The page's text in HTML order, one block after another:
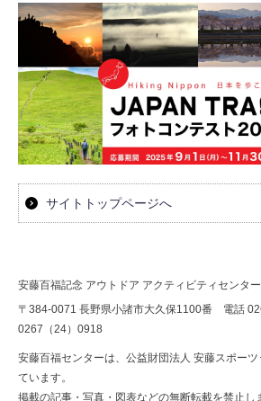
サイトトップページへ
安藤百福記念 アウトドア アクティビティセンター
〒384-0071 長野県小諸市大久保1100番 電話
0267（24）0918
安藤百福センターは、公益財団法人 安藤スポー
ています。
掲載の記事・写真・図表などの無断転載を禁止し